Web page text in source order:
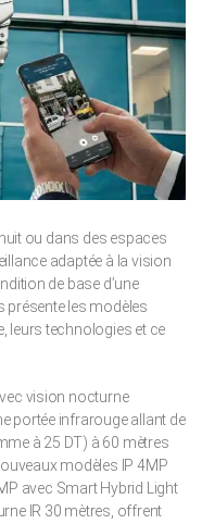
ou dans des espaces
adaptée à la vision
de base d’une
présente les modèles
leurs technologies et ce
vision nocturne
portée infrarouge allant de
à 25 DT) à 60 mètres
modèles IP 4MP
avec Smart Hybrid Light
IR 30 mètres, offrent